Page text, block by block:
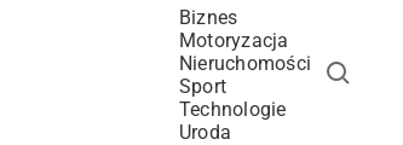
Biznes
Motoryzacja
Nieruchomości
Sport
Technologie
Uroda
POPULARNE ARTYKUŁY